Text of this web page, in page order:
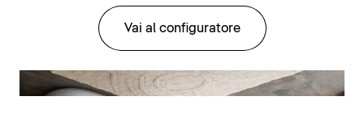
Vai al configuratore